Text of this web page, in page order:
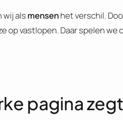
wij als mensenhet verschil.
op vastlopen. Daar spelen
pagina